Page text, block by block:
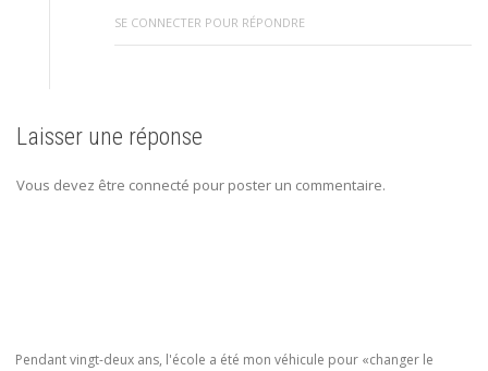
SE CONNECTER POUR RÉPONDRE
Laisser une réponse
Vous devez être connecté pour poster un commentaire.
Pendant vingt-deux ans, l'école a été mon véhicule pour «changer le